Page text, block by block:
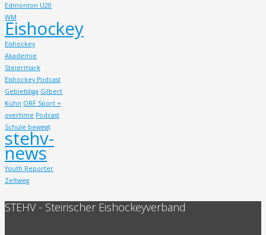
Edmonton U20
WM
Eishockey
Eishockey
Akademie
Steiermark
Eishockey Podcast
Gebietsliga Gilbert
Kühn ORF Sport +
overtime Podcast
Schule bewegt
stehv-
news
Youth Reporter
Zeltweg
STEHV - Steirischer Eishockeyverband